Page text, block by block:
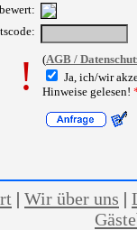
! (AGB /
Ja, ich/wir
Hinweise gelesen!
| Wir über uns |